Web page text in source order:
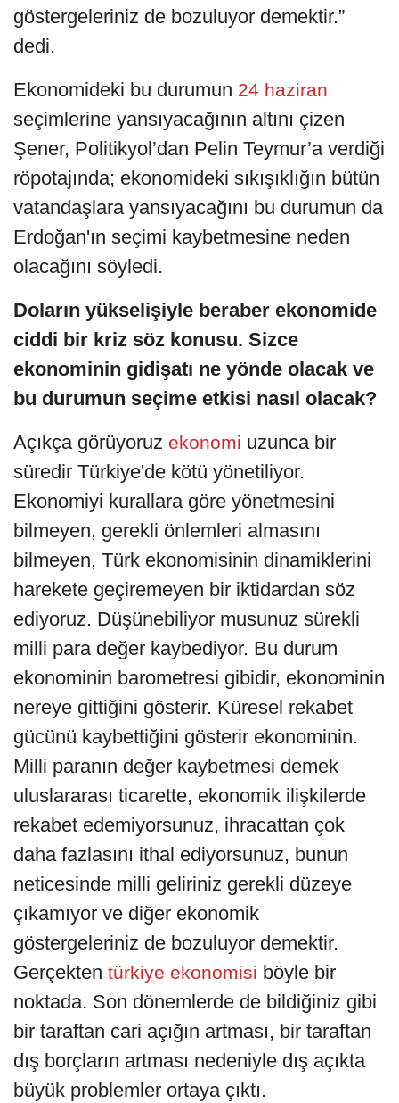
göstergeleriniz de bozuluyor demektir.”
dedi.
Ekonomideki bu durumun 24 haziran
seçimlerine yansıyacağının altını çizen
Şener, Politikyol’dan Pelin Teymur’a verdiği
röpotajında; ekonomideki sıkışıklığın bütün
vatandaşlara yansıyacağını bu durumun da
Erdoğan'ın seçimi kaybetmesine neden
olacağını söyledi.
Doların yükselişiyle beraber ekonomide
ciddi bir kriz söz konusu. Sizce
ekonominin gidişatı ne yönde olacak ve
bu durumun seçime etkisi nasıl olacak?
Açıkça görüyoruz ekonomi uzunca bir
süredir Türkiye'de kötü yönetiliyor.
Ekonomiyi kurallara göre yönetmesini
bilmeyen, gerekli önlemleri almasını
bilmeyen, Türk ekonomisinin dinamiklerini
harekete geçiremeyen bir iktidardan söz
ediyoruz. Düşünebiliyor musunuz sürekli
milli para değer kaybediyor. Bu durum
ekonominin barometresi gibidir, ekonominin
nereye gittiğini gösterir. Küresel rekabet
gücünü kaybettiğini gösterir ekonominin.
Milli paranın değer kaybetmesi demek
uluslararası ticarette, ekonomik ilişkilerde
rekabet edemiyorsunuz, ihracattan çok
daha fazlasını ithal ediyorsunuz, bunun
neticesinde milli geliriniz gerekli düzeye
çıkamıyor ve diğer ekonomik
göstergeleriniz de bozuluyor demektir.
Gerçekten türkiye ekonomisi böyle bir
noktada. Son dönemlerde de bildiğiniz gibi
bir taraftan cari açığın artması, bir taraftan
dış borçların artması nedeniyle dış açıkta
büyük problemler ortaya çıktı.